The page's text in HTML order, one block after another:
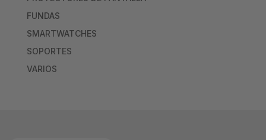
FUNDAS
SMARTWATCHES
SOPORTES
VARIOS